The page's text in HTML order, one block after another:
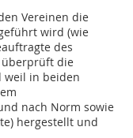
Vereinen die
wird (wie
des
überprüft die
weil in beiden
nach Norm sowie
hergestellt und